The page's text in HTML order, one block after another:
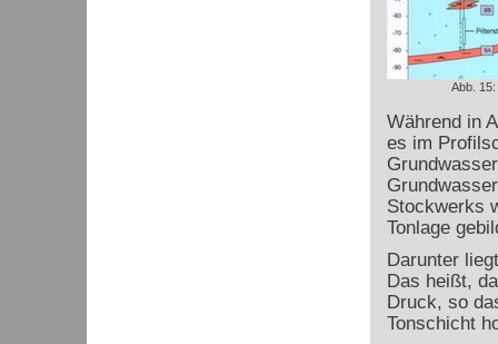
Abb.
Während in
es im
Stockwerks
Tonlage
Darunter
Das heißt,
Druck, so
Tonschicht